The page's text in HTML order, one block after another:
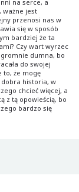
na serce, a
ważne jest
przenosi nas w
się w sposób
bardziej że ta
Czy wart wyrzec
dumna, bo
do swojej
to, że mogę
dobra historia, w
chcieć więcej, a
z tą opowieścią, bo
bardzo się